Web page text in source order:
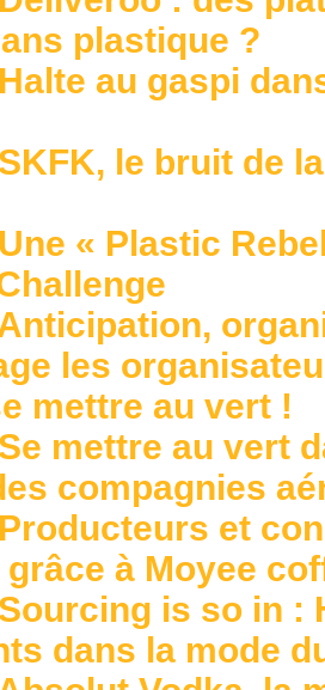
plastique ?
Halte au gaspi
SKFK, le bruit de
Une « Plastic
les
mettre au vert !
Se mettre au vert
compagnies
Producteurs et
à Moyee
Sourcing is so in :
dans la mode